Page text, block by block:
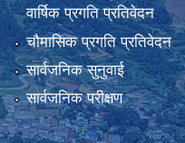
वार्षिक प्रगति प्रतिवेदन
चौमासिक प्रगति प्रतिवेदन
सार्वजनिक सुनुवाई
सार्वजनिक परीक्षण